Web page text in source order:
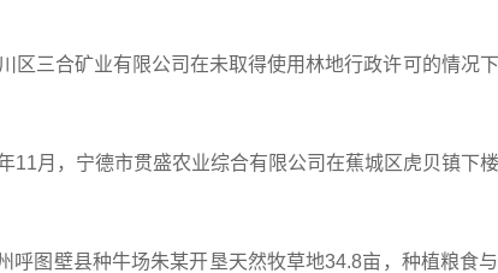
三合矿业有限公司在未取得使用林地行政许可的情况
月，宁德市贯盛农业综合有限公司在蕉城区虎贝镇下
图壁县种牛场朱某开垦天然牧草地34.8亩，种植粮食